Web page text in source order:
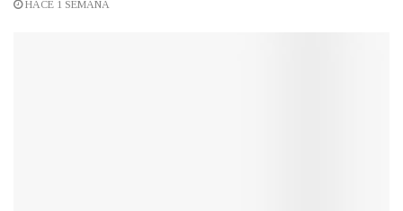
HACE 1 SEMANA